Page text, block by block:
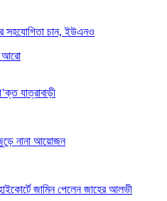
চান, ইউএনও
আরো
যাত্রাবাড়ী
নানা আয়োজন
জামিন পেলেন জাহের আলভী